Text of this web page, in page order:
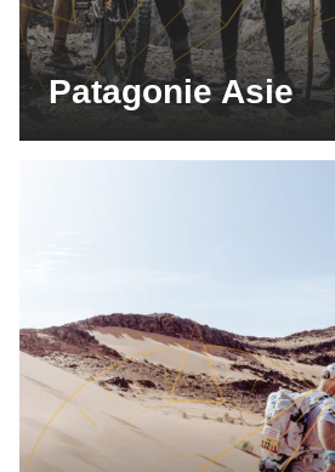
Patagonie Asie